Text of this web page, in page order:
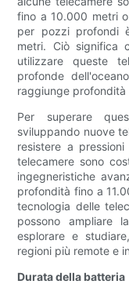
fino a 10.000 metri
per pozzi profondi
metri. Ciò significa
utilizzare queste
profonde
raggiunge
Per superare
sviluppando nuove
resistere a
telecamere sono
ingegneristiche
profondità fino a
tecnologia delle
possono ampliare
esplorare e
regioni più remote e
Durata della batteria